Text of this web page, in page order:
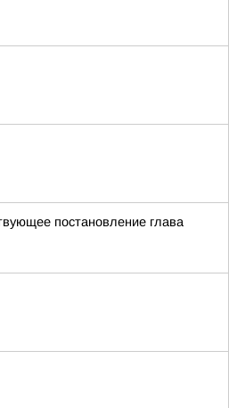
постановление глава